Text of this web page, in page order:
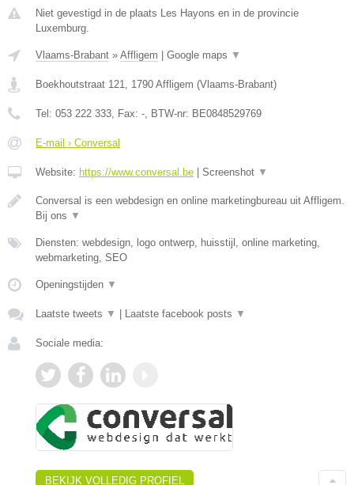
Niet gevestigd in de plaats Les Hayons en in de provincie
Luxemburg.
Vlaams-Brabant » Affligem Google maps ▼
Boekhoutstraat 121, 1790 Affligem (Vlaams-Brabant)
Tel: 053 222 333, Fax: -, BTW-nr: BE0848529769
E-mail › Conversal
Website: https://www.conversal.be Screenshot ▼
Conversal is een webdesign en online marketingbureau uit Affligem.
Bij ons ▼
Diensten: webdesign, logo ontwerp, huisstijl, online marketing,
webmarketing, SEO
Openingstijden ▼
Laatste tweets ▼ Laatste facebook posts ▼
Sociale media:
BEKIJK VOLLEDIG PROFIEL